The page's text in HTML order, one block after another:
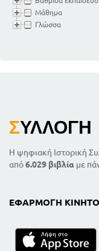
Μάθημα
Γλώσσα
ΣΥΛΛΟΓΉ
Η ψηφιακή Ιστορική
από6.029 βιβλία με
ΕΦΑΡΜΟΓΉ